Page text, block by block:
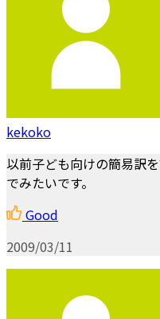
kekoko
以前子ども向けの簡易訳
でみたいです。
Good
2009/03/11